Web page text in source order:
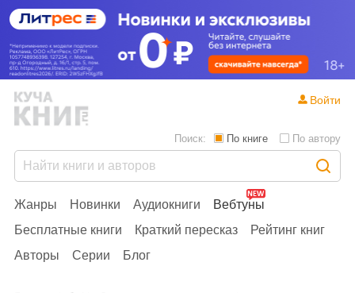
Жанры Новинки Аудиокниги
Вебтуны
Бесплатные книги
Краткий пересказ
Рейтинг книг
Авторы
Серии Блог
Поиск: По книге По автору
Войти